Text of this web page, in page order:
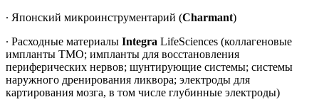
∙ Японский микроинструментарий (Charmant)
∙ Расходные материалы Integra LifeSciences (коллагеновые
импланты ТМО; импланты для восстановления
периферических нервов; шунтирующие системы; системы
наружного дренирования ликвора; электроды для
картирования мозга, в том числе глубинные электроды)